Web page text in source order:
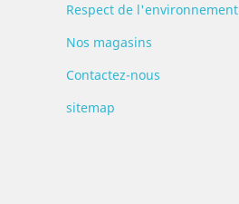
Respect de l'environnement
Nos magasins
Contactez-nous
sitemap